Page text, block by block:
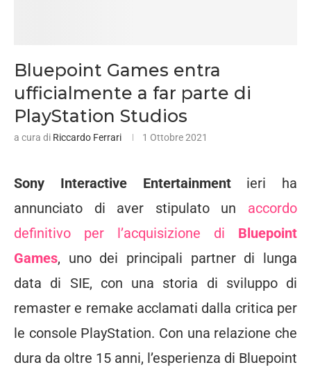
Bluepoint Games entra
ufficialmente a far parte di
PlayStation Studios
a cura di Riccardo Ferrari 1 Ottobre 2021
Sony Interactive Entertainmentieri ha
annunciato di aver stipulato un accordo
definitivo per l’acquisizione di Bluepoint
Games, uno dei principali partner di lunga
data di SIE, con una storia di sviluppo di
remaster e remake acclamati dalla critica per
le console PlayStation. Con una relazione che
dura da oltre 15 anni, l’esperienza di Bluepoint